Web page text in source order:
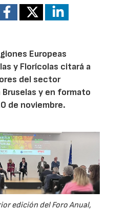
Europeas
y Florícolas citará a
del sector
y en formato
de noviembre.
edición del Foro Anual,